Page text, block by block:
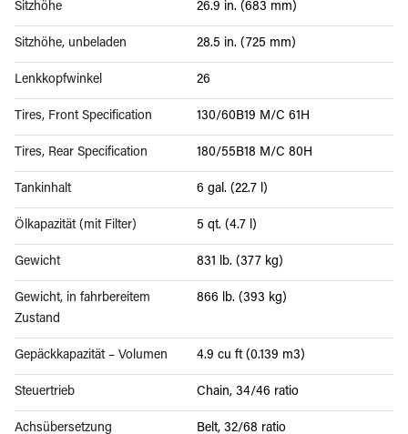
Sitzhöhe 26.9 in. (683 mm)
Sitzhöhe, unbeladen 28.5 in. (725 mm)
Lenkkopfwinkel 26
Tires, Front Specification 130/60B19 M/C 61H
Tires, Rear Specification 180/55B18 M/C 80H
Tankinhalt 6 gal. (22.7 l)
Ölkapazität (mit Filter) 5 qt. (4.7 l)
Gewicht 831 lb. (377 kg)
Gewicht, in fahrbereitem
Zustand
866 lb. (393 kg)
Gepäckkapazität – Volumen 4.9 cu ft (0.139 m3)
Steuertrieb Chain, 34/46 ratio
Achsübersetzung Belt, 32/68 ratio